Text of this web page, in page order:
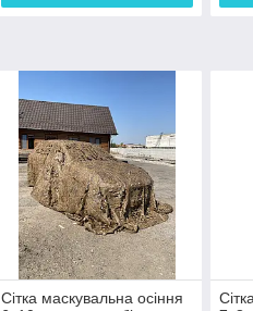
Сітка маскувальна осіння